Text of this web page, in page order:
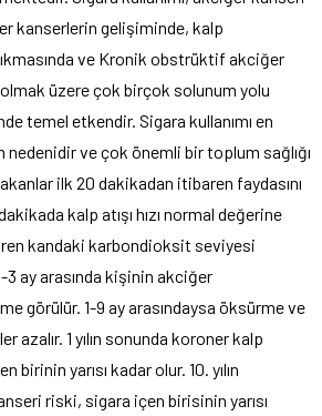
kanserlerin gelişiminde, kalp
ve Kronik obstrüktif akciğer
olmak üzere çok birçok solunum yolu
temel etkendir. Sigara kullanımı en
ve çok önemli bir toplum sağlığı
ilk 20 dakikadan itibaren faydasını
kalp atışı hızı normal değerine
kandaki karbondioksit seviyesi
ay arasında kişinin akciğer
görülür. 1-9 ay arasındaysa öksürme ve
azalır. 1 yılın sonunda koroner kalp
birinin yarısı kadar olur. 10. yılın
riski, sigara içen birisinin yarısı